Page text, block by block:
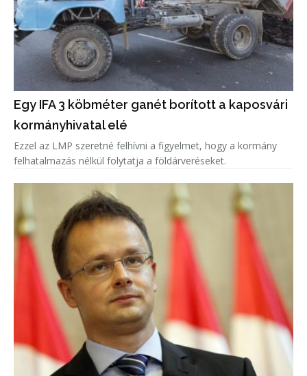
Egy IFA 3 köbméter ganét borított a kaposvári
kormányhivatal elé
Ezzel az LMP szeretné felhívni a figyelmet, hogy a kormány
felhatalmazás nélkül folytatja a földárveréseket.